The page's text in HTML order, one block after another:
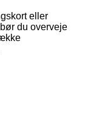
eller
du overveje